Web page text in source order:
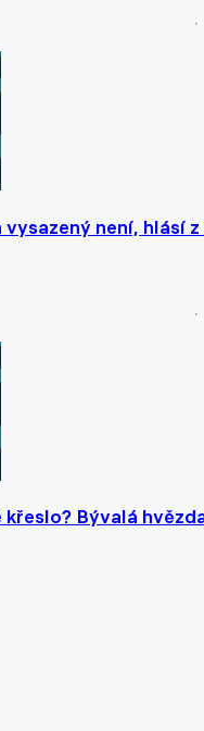
vysazený není,
Bývalá